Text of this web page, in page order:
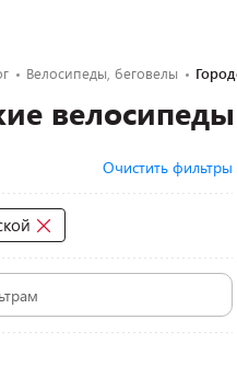
Велосипеды, беговелы
велосипеды
Очистить фильтры